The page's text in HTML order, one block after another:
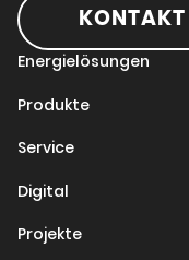
KONTAKT
Energielösungen
Produkte
Service
Digital
Projekte